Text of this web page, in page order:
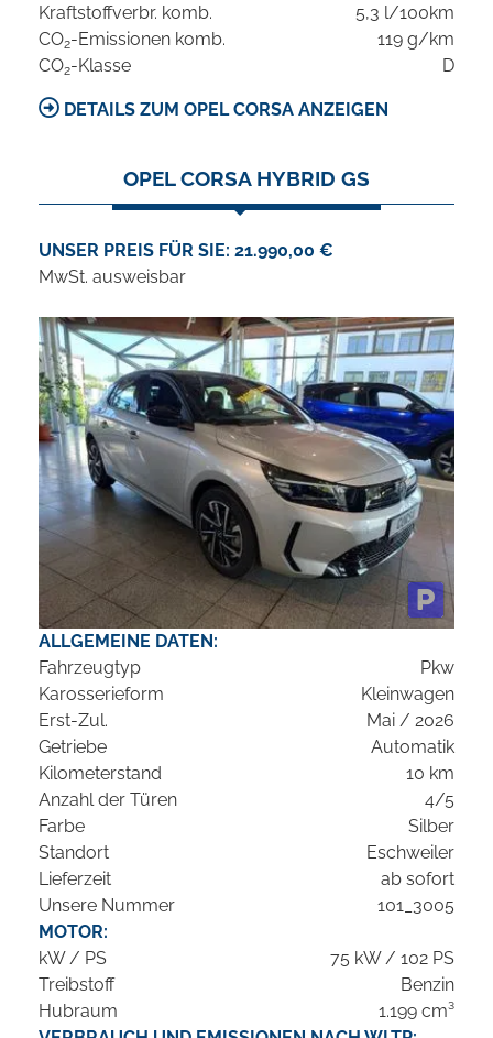
Kraftstoffverbr. komb.
5,3 l/100km
CO2-Emissionen komb.
119 g/km
CO2-Klasse D
DETAILS ZUM OPEL CORSA ANZEIGEN
OPEL CORSA HYBRID GS
UNSER PREIS FÜR SIE: 21.990,00 €
MwSt. ausweisbar
ALLGEMEINE DATEN:
Fahrzeugtyp
Pkw
Karosserieform
Kleinwagen
Erst-Zul.
Mai / 2026
Getriebe
Automatik
Kilometerstand
10 km
Anzahl der Türen
4/5
Farbe
Silber
Standort
Eschweiler
Lieferzeit
ab sofort
Unsere Nummer
101_3005
MOTOR:
kW / PS
75 kW / 102 PS
Treibstoff
Benzin
Hubraum
1.199 cm³